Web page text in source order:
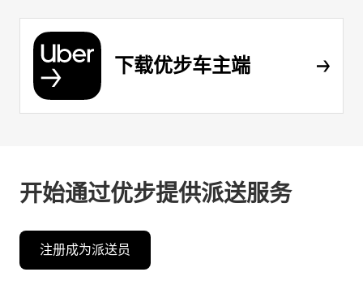
下载优步车主端
开始通过优步提供派送服务
注册成为派送员